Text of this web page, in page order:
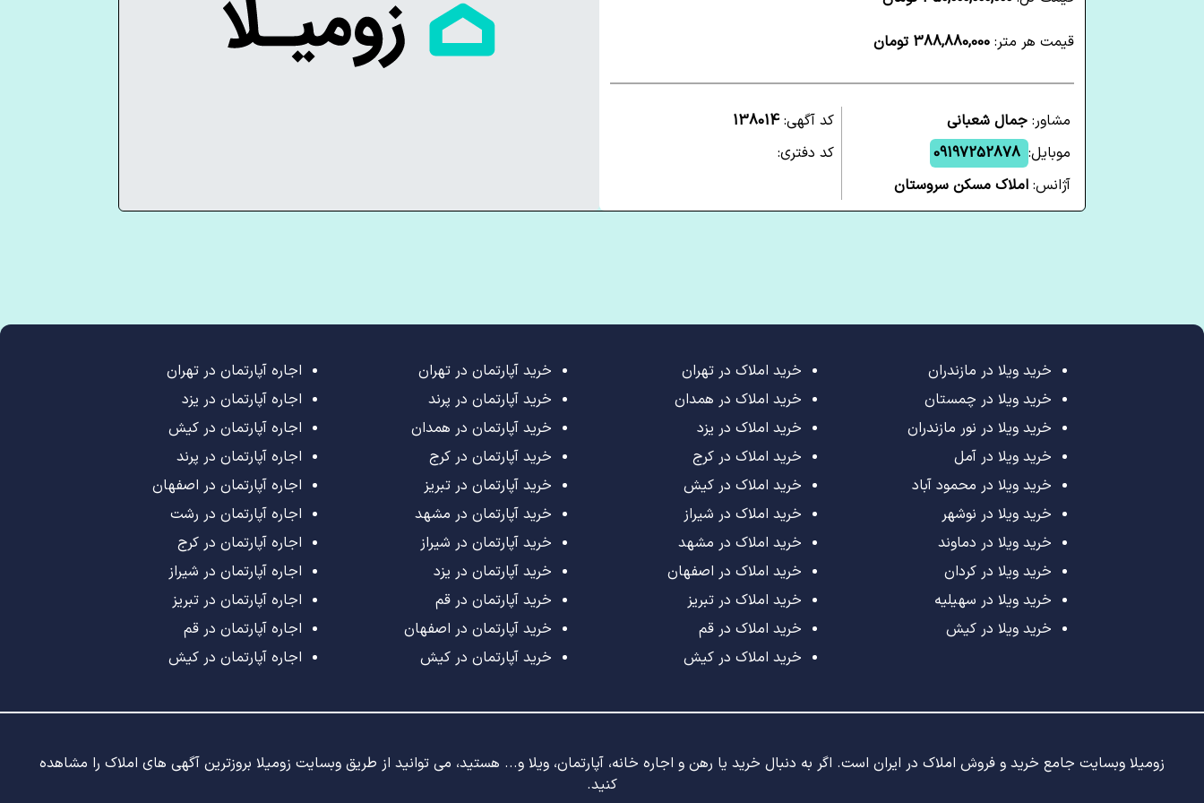
قیمت هر متر: 388,880,000 تومان
مشاور: جمال شعبانی
موبایل: 09197252878
آژانس: املاک مسکن سروستان
کد آگهی: 138014
کد دفتری:
خرید ویلا در مازندران
خرید ویلا در چمستان
خرید ویلا در نور مازندران
خرید ویلا در آمل
خرید ویلا در محمود آباد
خرید ویلا در نوشهر
خرید ویلا در دماوند
خرید ویلا در کردان
خرید ویلا در سهیلیه
خرید ویلا در کیش
خرید املاک در تهران
خرید املاک در همدان
خرید املاک در یزد
خرید املاک در کرج
خرید املاک در کیش
خرید املاک در شیراز
خرید املاک در مشهد
خرید املاک در اصفهان
خرید املاک در تبریز
خرید املاک در قم
خرید املاک در کیش
خرید آپارتمان در تهران
خرید آپارتمان در پرند
خرید آپارتمان در همدان
خرید آپارتمان در کرج
خرید آپارتمان در تبریز
خرید آپارتمان در مشهد
خرید آپارتمان در شیراز
خرید آپارتمان در یزد
خرید آپارتمان در قم
خرید آپارتمان در اصفهان
خرید آپارتمان در کیش
اجاره آپارتمان در تهران
اجاره آپارتمان در یزد
اجاره آپارتمان در کیش
اجاره آپارتمان در پرند
اجاره آپارتمان در اصفهان
اجاره آپارتمان در رشت
اجاره آپارتمان در کرج
اجاره آپارتمان در شیراز
اجاره آپارتمان در تبریز
اجاره آپارتمان در قم
اجاره آپارتمان در کیش
زومیلا وبسایت جامع خرید و فروش املاک در ایران است. اگر به دنبال خرید یا رهن و اجاره خانه، آپارتمان، ویلا و... هستید، می توانید از طریق وبسایت زومیلا بروزترین آگهی های املاک را مشاهده
کنید.